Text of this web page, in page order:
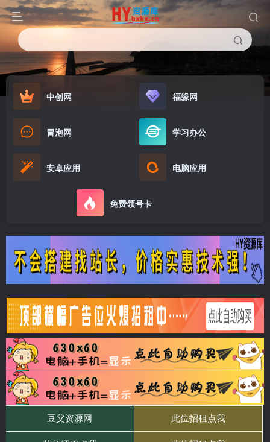
中创网 福缘网
冒泡网 学习办公
安卓应用 电脑应用
免费领号卡